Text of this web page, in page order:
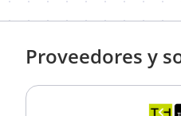
Proveedores y